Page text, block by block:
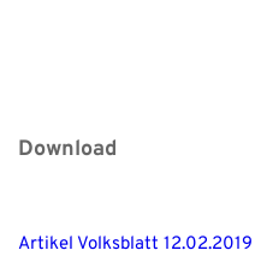
Download
Artikel Volksblatt 12.02.2019